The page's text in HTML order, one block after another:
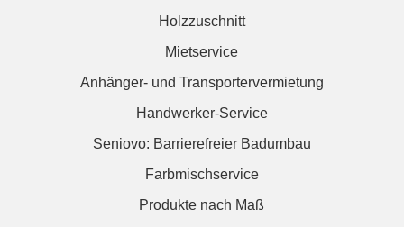
Holzzuschnitt
Mietservice
Anhänger- und Transportervermietung
Handwerker-Service
Seniovo: Barrierefreier Badumbau
Farbmischservice
Produkte nach Maß